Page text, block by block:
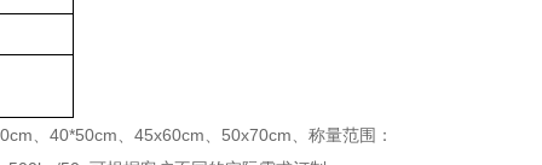
cm、 40*50cm、 45x60cm、50x70cm、 称量范围：